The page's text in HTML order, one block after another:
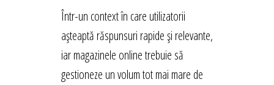
Într-un context în care utilizatorii
așteaptă răspunsuri rapide și relevante,
iar magazinele online trebuie să
gestioneze un volum tot mai mare de